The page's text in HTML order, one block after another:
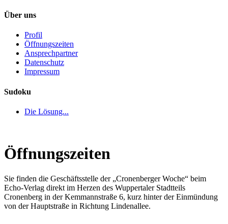
Über uns
Profil
Öffnungszeiten
Ansprechpartner
Datenschutz
Impressum
Sudoku
Die Lösung...
Öffnungszeiten
Sie finden die Geschäftsstelle der „Cronenberger Woche“ beim
Echo-Verlag direkt im Herzen des Wuppertaler Stadtteils
Cronenberg in der Kemmannstraße 6, kurz hinter der Einmündung
von der Hauptstraße in Richtung Lindenallee.